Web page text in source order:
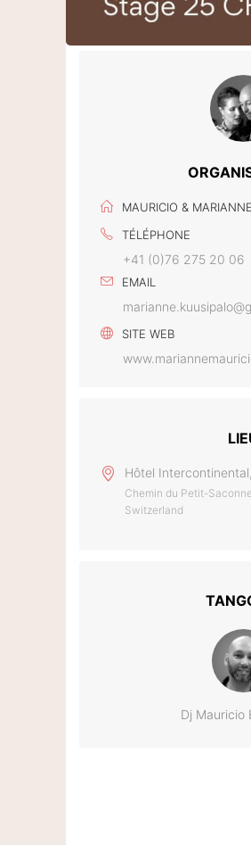
MAURICIO & MARIANNE
TÉLÉPHONE
+41 (0)76 275 20 06
EMAIL
SITE WEB
Hôtel
Chemin du Petit-
Switzerland
Dj Mauricio